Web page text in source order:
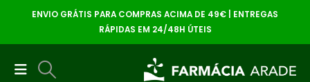
ENVIO GRÁTIS PARA COMPRAS ACIMA DE 49€ | ENTREGAS
RÁPIDAS EM 24/48H ÚTEIS